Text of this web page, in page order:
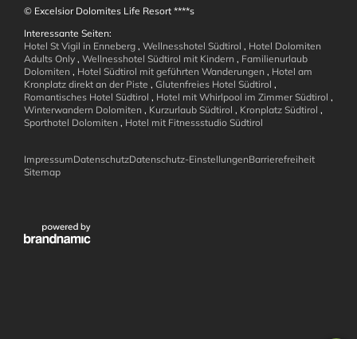
Wellness und
Wohlbefinden
© Excelsior Dolomites Life Resort ****s
Interessante Seiten:
Hotel St Vigil in Enneberg , Wellnesshotel Südtirol , Hotel Dolomiten
Adults Only , Wellnesshotel Südtirol mit Kindern , Familienurlaub
Dolomiten , Hotel Südtirol mit geführten Wanderungen , Hotel am
Kronplatz direkt an der Piste , Glutenfreies Hotel Südtirol ,
Romantisches Hotel Südtirol , Hotel mit Whirlpool im Zimmer Südtirol ,
Winterwandern Dolomiten , Kurzurlaub Südtirol , Kronplatz Südtirol ,
Sporthotel Dolomiten , Hotel mit Fitnessstudio Südtirol
ImpressumDatenschutzDatenschutz-EinstellungenBarrierefreiheit
Sitemap